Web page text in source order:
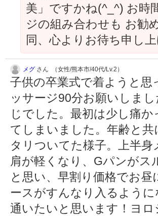
美」ですかね(^_^) お時
ジの組み合わせも お勧
同、心よりお待ち申し
メグ さん （女性/熊本市/40代/Lv.2）
子供の卒業式で着ようと
ッサージ90分お願いしま
じでした。最初は少し痛
てしまいました。年齢と
タリついてた様子。上半
肩が軽くなり、Gパンが
と思い、早割り価格でお
ースがすんなり入るよう
通いたいと思います！ヨ